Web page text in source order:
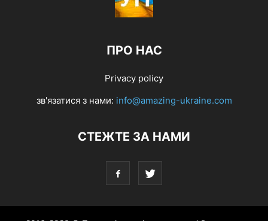
ПРО НАС
Privacy policy
зв'язатися з нами: info@amazing-ukraine.com
СТЕЖТЕ ЗА НАМИ